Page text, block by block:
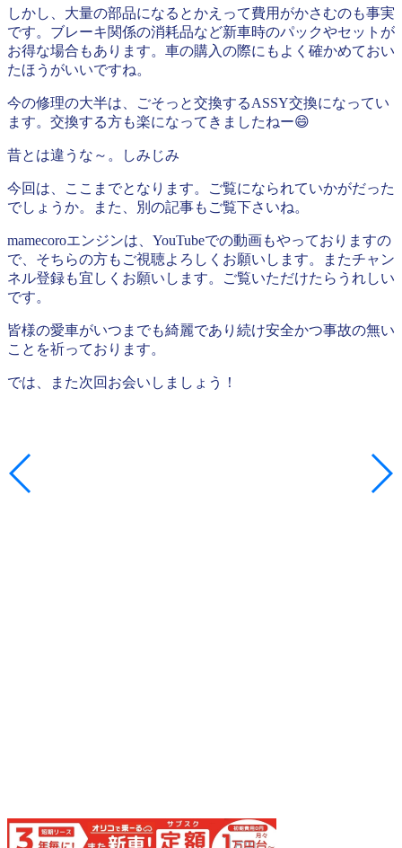
しかし、大量の部品になるとかえって費用がかさむのも事実
です。ブレーキ関係の消耗品など新車時のパックやセットが
お得な場合もあります。車の購入の際にもよく確かめておい
たほうがいいですね。
今の修理の大半は、ごそっと交換するASSY交換になってい
ます。交換する方も楽になってきましたねー😄
昔とは違うな～。しみじみ
今回は、ここまでとなります。ご覧になられていかがだった
でしょうか。また、別の記事もご覧下さいね。
mamecoroエンジンは、YouTubeでの動画もやっておりますの
で、そちらの方もご視聴よろしくお願いします。またチャン
ネル登録も宜しくお願いします。ご覧いただけたらうれしい
です。
皆様の愛車がいつまでも綺麗であり続け安全かつ事故の無い
ことを祈っております。
では、また次回お会いしましょう！